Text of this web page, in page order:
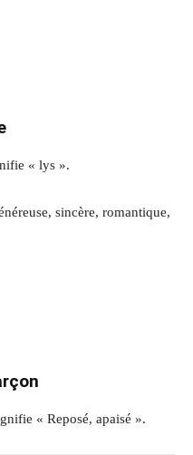
« lys ».
sincère, romantique,
« Reposé, apaisé ».